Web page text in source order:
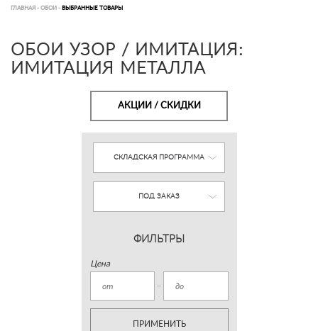
ГЛАВНАЯ - ОБОИ - ВЫБРАННЫЕ ТОВАРЫ
ОБОИ УЗОР / ИМИТАЦИЯ:
ИМИТАЦИЯ МЕТАЛЛА
АКЦИИ / СКИДКИ
СКЛАДСКАЯ ПРОГРАММА
ПОД ЗАКАЗ
ФИЛЬТРЫ
Цена
ПРИМЕНИТЬ